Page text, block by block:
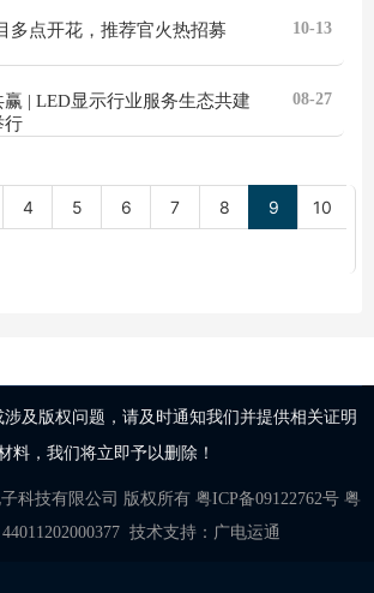
多点开花，推荐官火热招募
10-13
赢 | LED显示行业服务生态共建
行
08-27
4 5 6 7 8 9 10
及版权问题，请及时通知我们并提供相关证明
料，我们将立即予以删除！
科技有限公司 版权所有 粤ICP备09122762号 粤
技术支持： 广电运通